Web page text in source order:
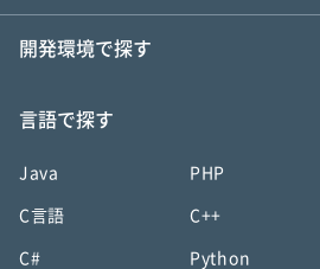
開発環境で探す
言語で探す
Java PHP
C言語 C++
C# Python